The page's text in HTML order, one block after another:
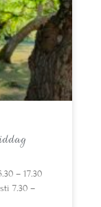
– 17.30
7.30 –